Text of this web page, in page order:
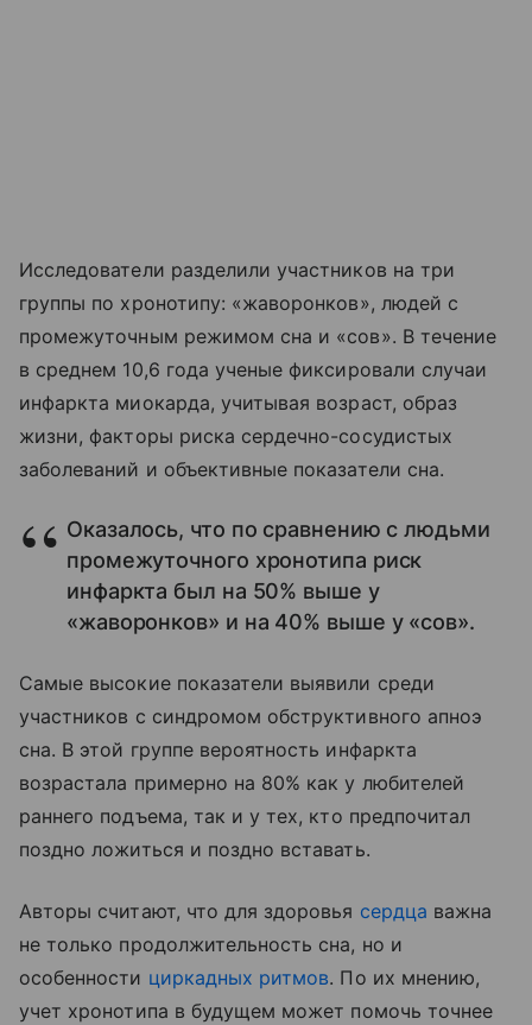
Исследователи разделили участников на три
группы по хронотипу: «жаворонков», людей с
промежуточным режимом сна и «сов». В течение
в среднем 10,6 года ученые фиксировали случаи
инфаркта миокарда, учитывая возраст, образ
жизни, факторы риска сердечно-сосудистых
заболеваний и объективные показатели сна.
Оказалось, что по сравнению с людьми
промежуточного хронотипа риск
инфаркта был на 50% выше у
«жаворонков» и на 40% выше у «сов».
Самые высокие показатели выявили среди
участников с синдромом обструктивного апноэ
сна. В этой группе вероятность инфаркта
возрастала примерно на 80% как у любителей
раннего подъема, так и у тех, кто предпочитал
поздно ложиться и поздно вставать.
Авторы считают, что для здоровья сердца важна
не только продолжительность сна, но и
особенности циркадных ритмов. По их мнению,
учет хронотипа в будущем может помочь точнее